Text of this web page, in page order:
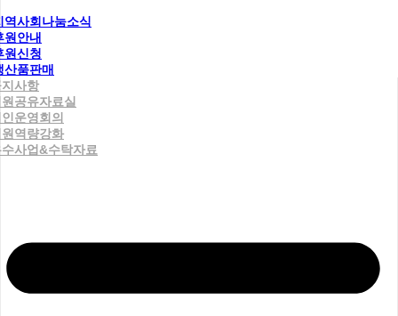
역사회나눔소식
원안내
원신청
산품판매
사항
공유자료실
운영회의
역량강화
사업&수탁자료